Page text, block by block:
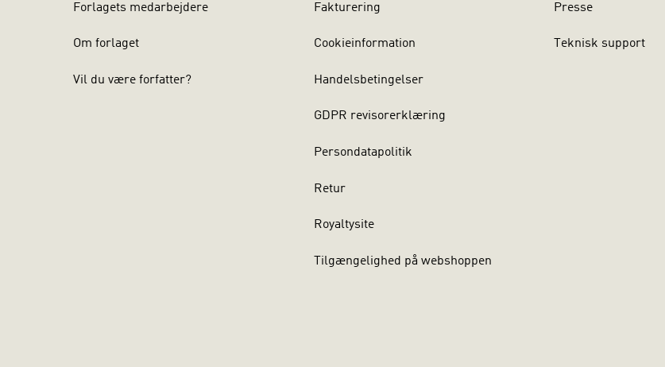
Forlagets medarbejdere
Om forlaget
Vil du være forfatter?
Fakturering
Cookieinformation
Handelsbetingelser
GDPR revisorerklæring
Persondatapolitik
Retur
Royaltysite
Tilgængelighed på webshoppen
Presse
Teknisk support